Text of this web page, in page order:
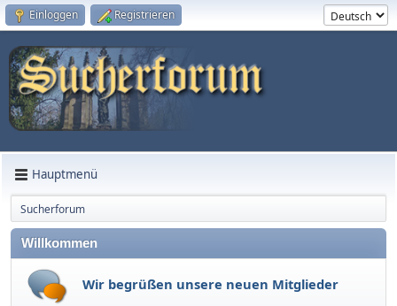
Einloggen Registrieren
Hauptmenü
Sucherforum
Willkommen
Wir begrüßen unsere neuen Mitglieder